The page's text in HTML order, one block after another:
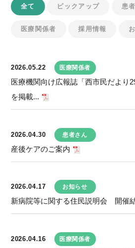
全て ピックアップ 患
医療関係者 採用情報
2026.05.22 医療関係者
医療機関向け広報誌「西市民だより
を掲載...
2026.04.30 患者さん
産後ケアのご案内
2026.04.17 お知らせ
新病院等に関する住民説明会 開催
2026.04.16 医療関係者